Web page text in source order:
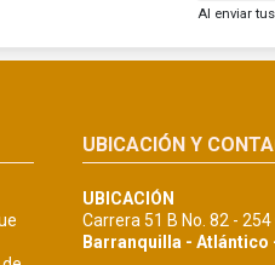
Al enviar
UBICACIÓN Y
UBICACIÓN
Carrera 51 B No. 82 -
Barranquilla - Atlántico